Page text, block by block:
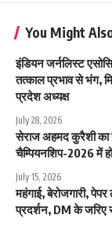
You Might
इंडियन जर्नलिस्ट
तत्काल प्रभाव से भंग,
प्रदेश अध्यक्ष
July 28, 2026
सेराज अहमद कुरैशी का
चैम्पियनशिप-2026 में
July 15, 2026
महंगाई, बेरोजगारी,
प्रदर्शन, DM के जरिए